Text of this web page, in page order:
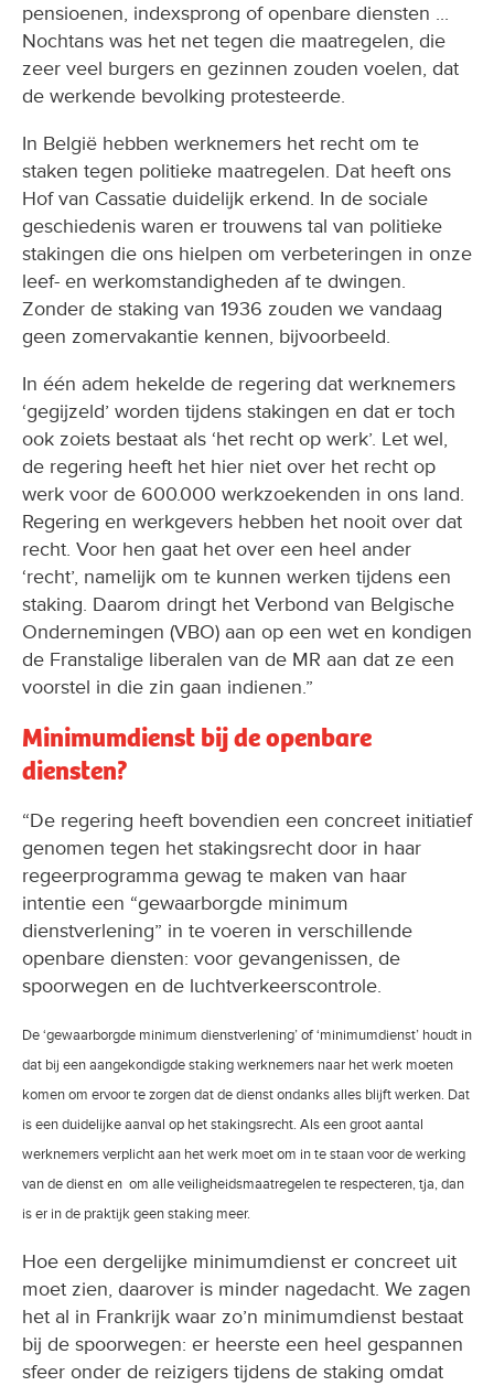
pensioenen, indexsprong of openbare diensten ...
Nochtans was het net tegen die maatregelen, die
zeer veel burgers en gezinnen zouden voelen, dat
de werkende bevolking protesteerde.
In België hebben werknemers het recht om te
staken tegen politieke maatregelen. Dat heeft ons
Hof van Cassatie duidelijk erkend. In de sociale
geschiedenis waren er trouwens tal van politieke
stakingen die ons hielpen om verbeteringen in onze
leef- en werkomstandigheden af te dwingen.
Zonder de staking van 1936 zouden we vandaag
geen zomervakantie kennen, bijvoorbeeld.
In één adem hekelde de regering dat werknemers
‘gegijzeld’ worden tijdens stakingen en dat er toch
ook zoiets bestaat als ‘het recht op werk’. Let wel,
de regering heeft het hier niet over het recht op
werk voor de 600.000 werkzoekenden in ons land.
Regering en werkgevers hebben het nooit over dat
recht. Voor hen gaat het over een heel ander
‘recht’, namelijk om te kunnen werken tijdens een
staking. Daarom dringt het Verbond van Belgische
Ondernemingen (VBO) aan op een wet en kondigen
de Franstalige liberalen van de MR aan dat ze een
voorstel in die zin gaan indienen.”
Minimumdienst bij de openbare
diensten?
“De regering heeft bovendien een concreet initiatief
genomen tegen het stakingsrecht door in haar
regeerprogramma gewag te maken van haar
intentie een “gewaarborgde minimum
dienstverlening” in te voeren in verschillende
openbare diensten: voor gevangenissen, de
spoorwegen en de luchtverkeerscontrole.
De ‘gewaarborgde minimum dienstverlening’ of ‘minimumdienst’ houdt in
dat bij een aangekondigde staking werknemers naar het werk moeten
komen om ervoor te zorgen dat de dienst ondanks alles blijft werken. Dat
is een duidelijke aanval op het stakingsrecht. Als een groot aantal
werknemers verplicht aan het werk moet om in te staan voor de werking
van de dienst en om alle veiligheidsmaatregelen te respecteren, tja, dan
is er in de praktijk geen staking meer.
Hoe een dergelijke minimumdienst er concreet uit
moet zien, daarover is minder nagedacht. We zagen
het al in Frankrijk waar zo’n minimumdienst bestaat
bij de spoorwegen: er heerste een heel gespannen
sfeer onder de reizigers tijdens de staking omdat